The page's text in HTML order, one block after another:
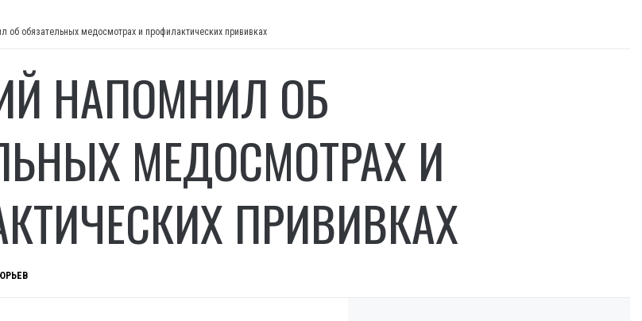
об обязательных медосмотрах и профилактических прививках
НАПОМНИЛ ОБ
МЕДОСМОТРАХ И
ПРИВИВКАХ